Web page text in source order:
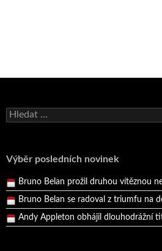
Vyhledávání
Výběr posledních novinek
Andy Appleton obhájil dlouhodrážní
Bruno Belan se radoval z triumfu na
Andy Appleton obhájil dlouhodrážní
Reprezentační dvojice brala český